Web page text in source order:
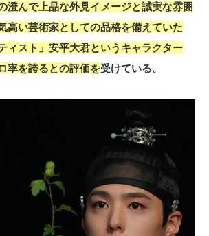
澄んで上品な外見イメージと誠実な雰囲
高い芸術家としての品格を備えていた
ィスト」安平大君というキャラクター
率を誇るとの評価を受けている。